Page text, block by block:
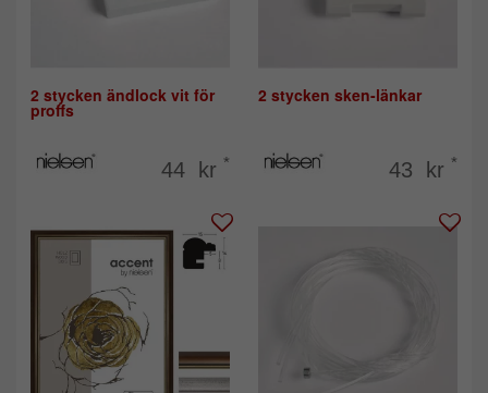
2 stycken ändlock vit för
proffs
44 kr *
2 stycken sken-länkar
43 kr *